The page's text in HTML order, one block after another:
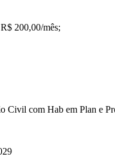
200,00/mês;
Civil com Hab em Plan e